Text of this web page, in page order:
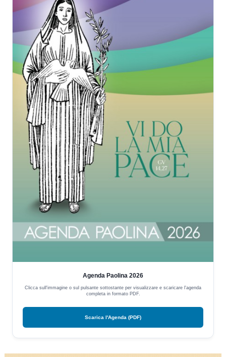
Agenda Paolina 2026
Clicca sull'immagine o sul pulsante sottostante per visualizzare e scaricare l'agenda
completa in formato PDF.
Scarica l'Agenda (PDF)